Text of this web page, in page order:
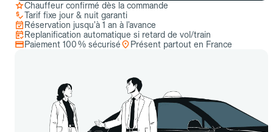
Chauffeur confirmé dès la commande
Tarif fixe jour & nuit garanti
Réservation jusqu’à 1 an à l’avance
Replanification automatique si retard de vol/train
Paiement 100 % sécurisé
Présent partout en France